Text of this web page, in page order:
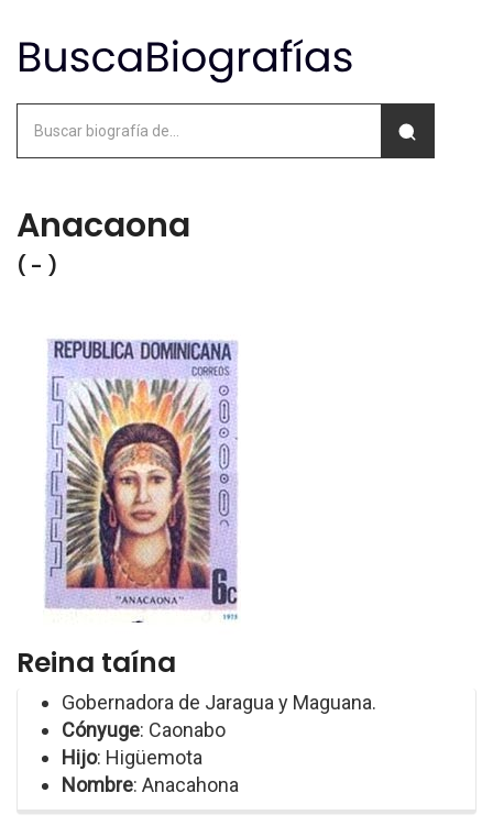
Anacaona
( - )
Reina taína
Gobernadora de Jaragua y Maguana.
Cónyuge: Caonabo
Hijo: Higüemota
Nombre: Anacahona